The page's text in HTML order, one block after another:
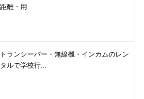
距離・用...
トランシーバー・無線機・インカムのレン
タルで学校行...